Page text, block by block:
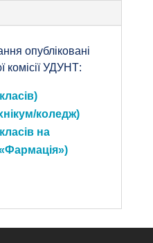
опубліковані
комісії УДУНТ:
коледж)
на
«Фармація»)